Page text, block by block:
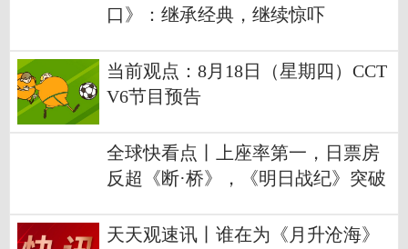
口》：继承经典，继续惊吓
当前观点：8月18日（星期四）CCT
V6节目预告
全球快看点丨上座率第一，日票房
反超《断·桥》，《明日战纪》突破
天天观速讯丨谁在为《月升沧海》